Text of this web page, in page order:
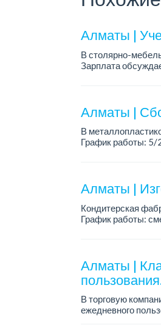
Алматы |
В столярно-
Зарплата
Алматы |
В
График работы: 5/
Алматы |
Кондитерская
График работы:
Алматы |
В торговую
ежедневного